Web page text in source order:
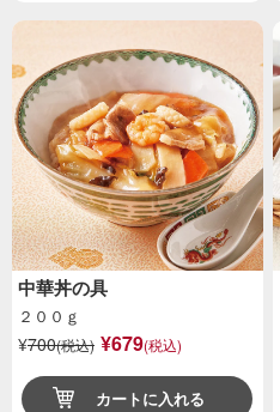
中華丼の具
２００ｇ
¥700(税込) ¥679(税込)
カートに入れる